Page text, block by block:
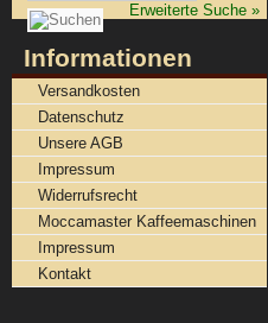
Erweiterte Suche »
Informationen
Versandkosten
Datenschutz
Unsere AGB
Impressum
Widerrufsrecht
Moccamaster Kaffeemaschinen
Impressum
Kontakt